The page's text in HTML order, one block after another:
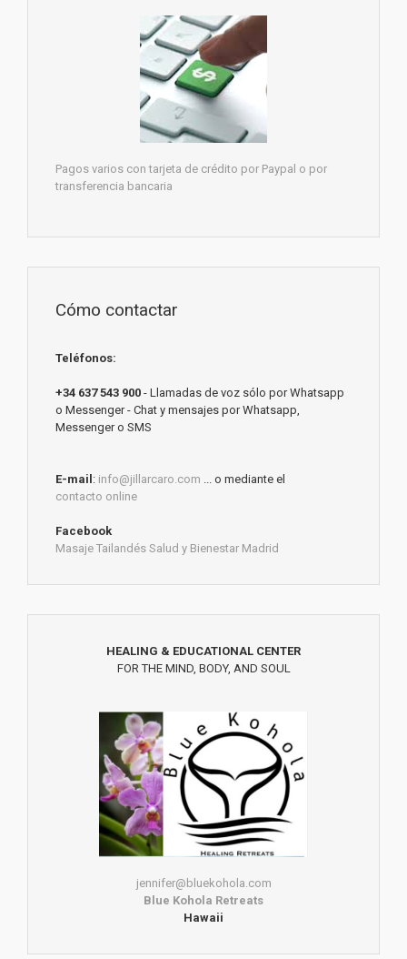
Pagos varios con tarjeta de crédito por Paypal o por
transferencia bancaria
Cómo contactar
Teléfonos:
+34 637 543 900 - Llamadas de voz sólo por Whatsapp
o Messenger - Chat y mensajes por Whatsapp,
Messenger o SMS
E-mail : info@jillarcaro.com ... o mediante el
contacto online
Facebook
Masaje Tailandés Salud y Bienestar Madrid
HEALING & EDUCATIONAL CENTER
FOR THE MIND, BODY, AND SOUL
jennifer@bluekohola.com
Blue Kohola Retreats
Hawaii